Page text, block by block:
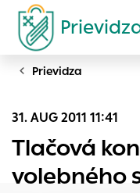
Vyhľadávanie
Prievidza
31. AUG 2011 11:41
Tlačová
volebného
Nastavenie
Cookies sú malé
ukladať informácie o